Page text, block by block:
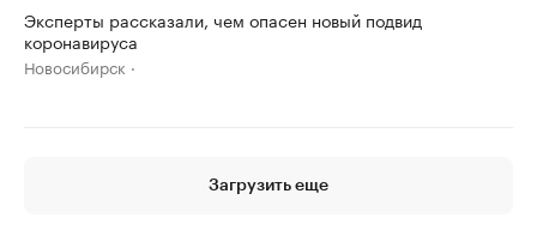
Эксперты рассказали, чем опасен новый подвид
коронавируса
Новосибирск
Загрузить еще